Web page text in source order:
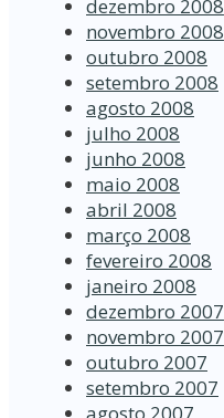
dezembro 2008
novembro 2008
outubro 2008
setembro 2008
agosto 2008
julho 2008
junho 2008
maio 2008
abril 2008
março 2008
fevereiro 2008
janeiro 2008
dezembro 2007
novembro 2007
outubro 2007
setembro 2007